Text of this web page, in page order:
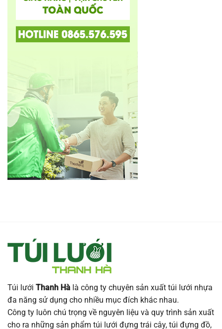
Túi lưới Thanh Hà là công ty chuyên sản xuất túi lưới nhựa
đa năng sử dụng cho nhiều mục đích khác nhau.
Công ty luôn chú trọng về nguyên liệu và quy trình sản xuất
cho ra những sản phẩm túi lưới đựng trái cây, túi đựng đồ,